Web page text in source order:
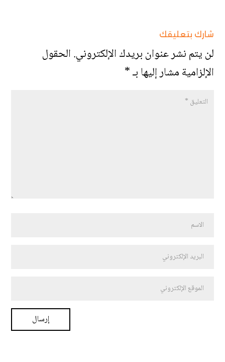
شارك بتعليقك
لن يتم نشر عنوان بريدك الإلكتروني.الحقول
الإلزامية مشار إليها بـ*